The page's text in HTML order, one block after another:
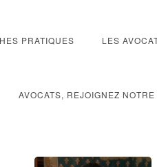
PRATIQUES LES
AVOCATS, REJOIGNEZ